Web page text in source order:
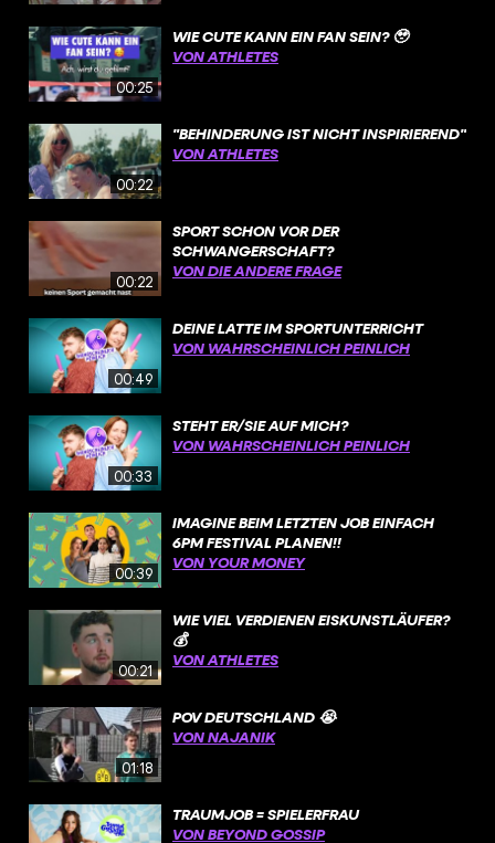
00:25
WIE CUTE KANN EIN FAN SEIN? 🥹
VON ATHLETES
00:22
"BEHINDERUNG IST NICHT INSPIRIEREND"
VON ATHLETES
00:22
SPORT SCHON VOR DER
SCHWANGERSCHAFT?
VON DIE ANDERE FRAGE
00:49
DEINE LATTE IM SPORTUNTERRICHT
VON WAHRSCHEINLICH PEINLICH
00:33
STEHT ER/SIE AUF MICH?
VON WAHRSCHEINLICH PEINLICH
00:39
IMAGINE BEIM LETZTEN JOB EINFACH
6PM FESTIVAL PLANEN!!
VON YOUR MONEY
00:21
WIE VIEL VERDIENEN EISKUNSTLÄUFER?
💰
VON ATHLETES
01:18
POV DEUTSCHLAND 😭
VON NAJANIK
TRAUMJOB = SPIELERFRAU
VON BEYOND GOSSIP